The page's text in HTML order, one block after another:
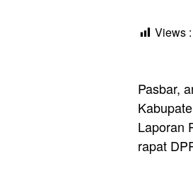
Views :
Pasbar,
Laporan
rapat